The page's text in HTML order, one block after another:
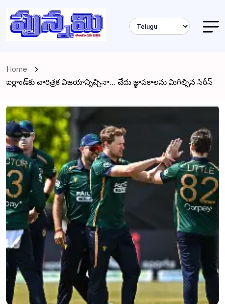
Home
ఐర్లాండ్‌కు చారిత్రక విజయాన్నిచ్చినా… చేదు జ్ఞాపకాలను మిగిల్చిన సిరీస్